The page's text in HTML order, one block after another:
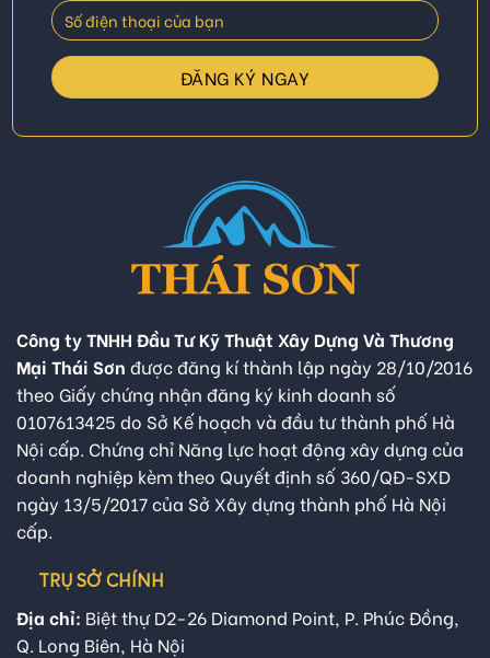
Công ty TNHH Đầu Tư Kỹ Thuật Xây Dựng Và Thương
Mại Thái Sơn được đăng kí thành lập ngày 28/10/2016
theo Giấy chứng nhận đăng ký kinh doanh số
0107613425 do Sở Kế hoạch và đầu tư thành phố Hà
Nội cấp. Chứng chỉ Năng lực hoạt động xây dựng của
doanh nghiệp kèm theo Quyết định số 360/QĐ-SXD
ngày 13/5/2017 của Sở Xây dựng thành phố Hà Nội
cấp.
TRỤ SỞ CHÍNH
Địa chỉ: Biệt thự D2-26 Diamond Point, P. Phúc Đồng,
Q. Long Biên, Hà Nội